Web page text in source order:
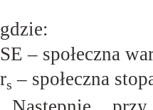
gdzie:
SE – społeczna
rs – społeczna